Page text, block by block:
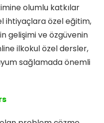
olumlu katkılar
ihtiyaçlara özel eğitim,
gelişimi ve özgüvenin
ilkokul özel dersler,
sağlamada önemli